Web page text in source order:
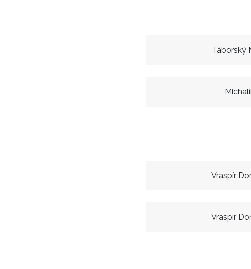
Táborský
Vraspír
Vraspír